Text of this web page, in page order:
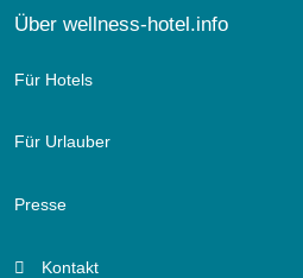
Über wellness-hotel.info
Für Hotels
Für Urlauber
Presse
Kontakt